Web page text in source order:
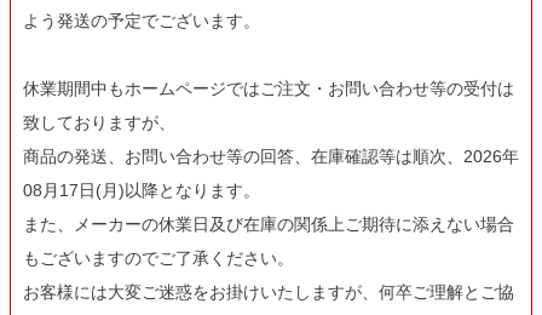
よう発送の予定でございます。
休業期間中もホームページではご注文・お問い合わせ等の受付は
致しておりますが、
商品の発送、お問い合わせ等の回答、在庫確認等は順次、2026年
08月17日(月)以降となります。
また、メーカーの休業日及び在庫の関係上ご期待に添えない場合
もございますのでご了承ください。
お客様には大変ご迷惑をお掛けいたしますが、何卒ご理解とご協